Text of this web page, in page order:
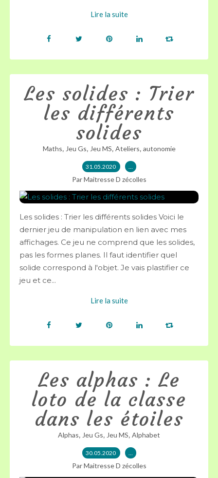
Lire la suite
Les solides : Trier
les différents
solides
Maths, Jeu Gs, Jeu MS, Ateliers, autonomie
31.05.2020 …
Par Maitresse D zécolles
Les solides : Trier les différents solides Voici le
dernier jeu de manipulation en lien avec mes
affichages. Ce jeu ne comprend que les solides,
pas les formes planes. Il faut identifier quel
solide correspond à l'objet. Je vais plastifier ce
jeu et ce...
Lire la suite
Les alphas : Le
loto de la classe
dans les étoiles
Alphas, Jeu Gs, Jeu MS, Alphabet
30.05.2020 …
Par Maitresse D zécolles